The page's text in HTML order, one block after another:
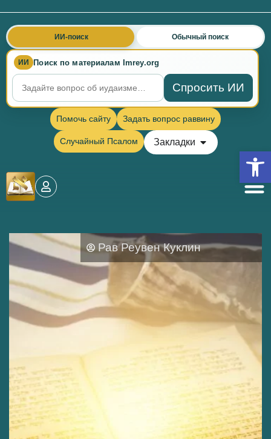
ИИ Поиск по материалам Imrey.org
Спросить ИИ
ИИ-поиск Обычный поиск
Помочь сайту Задать вопрос раввину
Случайный Псалом Закладки
Рав Реувен Куклин